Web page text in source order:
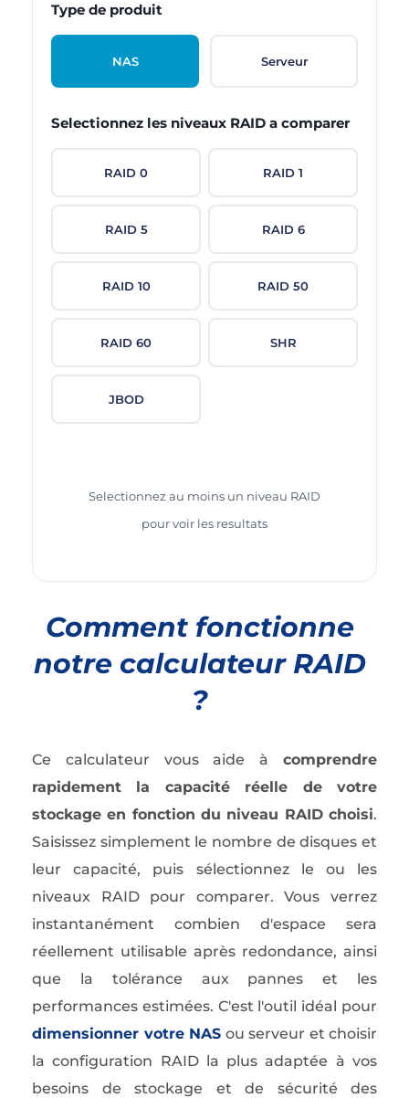
Type de produit
NAS Serveur
Selectionnez les niveaux RAID a comparer
RAID 0 RAID 1
RAID 5 RAID 6
RAID 10 RAID 50
RAID 60 SHR
JBOD
Selectionnez au moins un niveau RAID
pour voir les resultats
Comment fonctionne
notre calculateur RAID
?
Ce calculateur vous aide à comprendre
rapidement la capacité réelle de votre
stockage en fonction du niveau RAID choisi.
Saisissez simplement le nombre de disques et
leur capacité, puis sélectionnez le ou les
niveaux RAID pour comparer. Vous verrez
instantanément combien d'espace sera
réellement utilisable après redondance, ainsi
que la tolérance aux pannes et les
performances estimées. C'est l'outil idéal pour
dimensionner votre NAS ou serveur et choisir
la configuration RAID la plus adaptée à vos
besoins de stockage et de sécurité des